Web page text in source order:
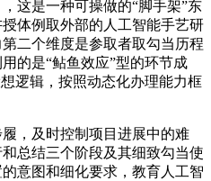
这是一种可操做的“脚手架”东
体例取外部的人工智能手艺研
二个维度是参取者取勾当历程
的是“鲇鱼效应”型的环节成
逻辑，按照动态化办理能力框
及时控制项目进展中的难
总结三个阶段及其细致勾当使
意图和细化要求，教育人工智